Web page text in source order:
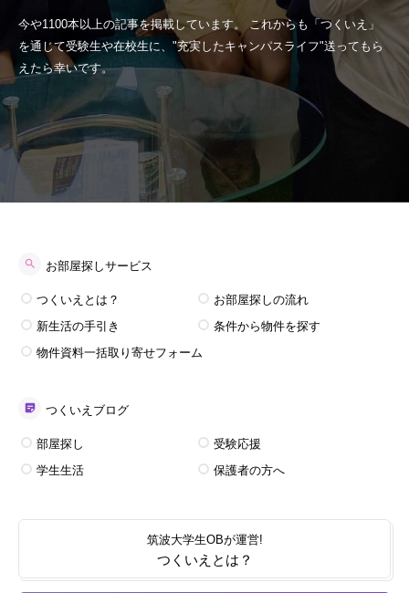
今や1100本以上の記事を掲載しています。 これからも「つくいえ」
を通じて受験生や在校生に、"充実したキャンパスライフ"送ってもら
えたら幸いです。
お部屋探しサービス
つくいえとは？
お部屋探しの流れ
新生活の手引き
条件から物件を探す
物件資料一括取り寄せフォーム
つくいえブログ
部屋探し
受験応援
学生生活
保護者の方へ
筑波大学生OBが運営!
つくいえとは？